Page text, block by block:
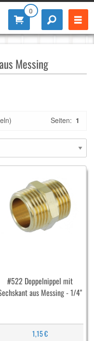
0
Messing
Seiten: 1
#522 Doppelnippel mit
aus Messing - 1/4"
1,15 €